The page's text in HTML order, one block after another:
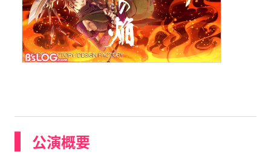
公演概要